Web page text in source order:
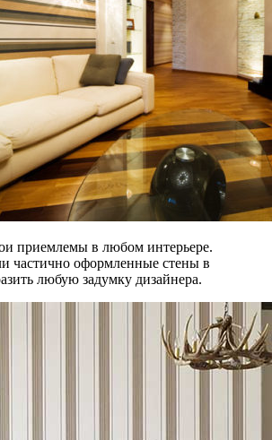
приемлемы в любом интерьере.
частично оформленные стены в
любую задумку дизайнера.